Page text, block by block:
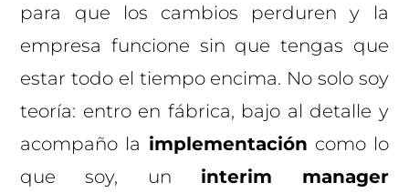
para que los cambios perduren y la
empresa funcione sin que tengas que
estar todo el tiempo encima. No solo soy
teoría: entro en fábrica, bajo al detalle y
acompaño la implementación como lo
que soy, un interim manager